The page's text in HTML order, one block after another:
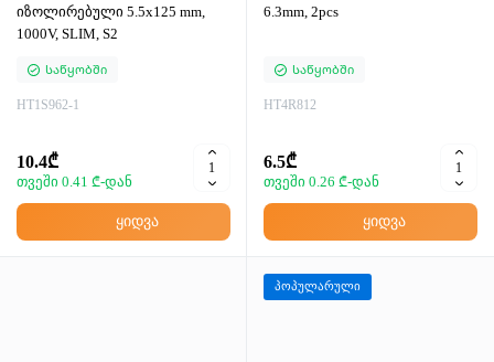
იზოლირებული 5.5x125 mm,
1000V, SLIM, S2
Საწყობში
HT1S962-1
10.4₾
თვეში 0.41 ₾-დან
ყიდვა
6.3mm, 2pcs
Საწყობში
HT4R812
6.5₾
თვეში 0.26 ₾-დან
ყიდვა
პოპულარული